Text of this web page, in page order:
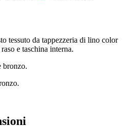
tessuto da tappezzeria di lino color
e taschina interna.
bronzo.